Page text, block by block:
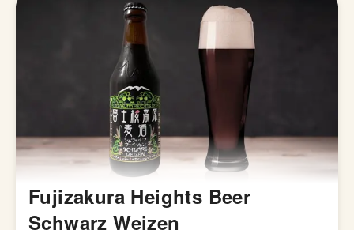
Fujizakura Heights Beer
Schwarz Weizen